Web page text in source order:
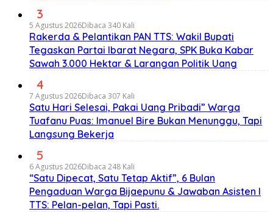
3
5 Agustus 2026Dibaca 340 Kali
Rakerda & Pelantikan PAN TTS: Wakil Bupati
Tegaskan Partai Ibarat Negara, SPK Buka Kabar
Sawah 3.000 Hektar & Larangan Politik Uang
4
7 Agustus 2026Dibaca 307 Kali
Satu Hari Selesai, Pakai Uang Pribadi” Warga
Tuafanu Puas: Imanuel Bire Bukan Menunggu, Tapi
Langsung Bekerja
5
6 Agustus 2026Dibaca 248 Kali
“Satu Dipecat, Satu Tetap Aktif”, 6 Bulan
Pengaduan Warga Bijaepunu & Jawaban Asisten I
TTS: Pelan-pelan, Tapi Pasti.